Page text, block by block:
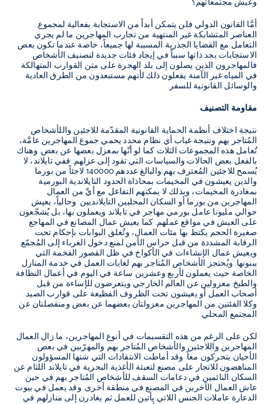
أمَّا القانون الدولي فلن يتمكن أبداً من الاستجابة بفعالية لمجموع
العناصر المتشابكة غير المنتهية من تجارب المهاجرين ما لم يجري
التعامل مع القضايا الجذرية المسببة لها جميعاً، خاصة عندما تكون بعض
الاستجابات بحد ذاتها سبباً في إيجاد فئات جديدة لتصنيف الأشخاص.
فالمهاجرون الذين يصلون إلى بلد الهجرة على متن القوارب المتهالكة
في المياه غير الآمنة يفعلون ذلك لأنهم مستبعدون من الطرق العادية
والوسائل القانونية للسفر.
مقاومة التصنيف
نتيجة اختلاف أنظمة الحماية القانونية المقدّمة للاجئين واللأشخاص
المُتاجر بهم ونتيجة غياب أي نظام محدد يحمي جموع المهاجرين عامَّة،
تُعامل هذه المجموعات الثلاث كما لو أنّها بمعزل بعضها عن بعض. وهناك
بالفعل بعض الحالات والسياسات التي تقود إلى عزلهم. ففي تايلاند، لا
يُسمح للاجئين المُعترف بهم والبالغ عددهم 140000 لاجئاً من بورما
والذين يعيشون في المخيمات بمحاذاة الحدود التايلاندية البورمية
بمغادرة المخيمات، وبذلك لا يمكنهم التفاعل مع أيِّ من العمال
المهاجرين من بورما أو السكان المحليين التايلانديين. وحالياً، يعيش
حوالي مليونا عامل بورمي مهاجر في تايلاند ويعملون بها، بل يُشجّعون
على العيش في مواقع عملهم. كما يعيش عمال المصانع في المهاجع
صغيرة الحجم يكتظ بها مئات العمال، وتُغلق البوابات بإحكام تحت
الرقابة المشددة من قبل حراس الأمن لمنع دخول الغرباء إلى المُجمّع.
ويعيش عمال الإنشاءات في الأكواخ في ظل القصور الفخمة التي
يبنونها. ويُحتجز الأشخاص المُتاجر بهم لغايات العمل في خدمة المنازل
الخاصة حيث يعملون لأربع وعشرين ساعة في اليوم في أعمال النظافة
والطبخ معزولين عن العالم الخارجي ويتعرضون للإساءة من قبل
أصحاب العمل أو يعيشون تحت الظروف الفظيعة على قوارب الصيد.
وكلا الفئتين من المهاجرين معزولتان بعضهما عن بعض ومنفصلتان عن
المجتمع المحلي.
لكن على الرغم من هذه التقسيمات في أنوع المهاجرين، ما زال العمال
المهاجرين واللاجئين والأشخاص المُتاجر بهم والمهرّبين في بعض
الأحيان يتحركون معاً. وقد أماطت الانتقادات التي شنها المسؤولون
المناهضون للاتجار على مصنع لتعبئة الأغذية البحرية في تايلاند اللثام عن
السكان النائمين في دعامات السقف للأشخاص المُتاجر بهم في حين
عاش العمال الآخرين في المصنع في منطقة أخرى. وقد يعمل في بيوت
الدعارة عاملات الجنس اللاتي يأتين للعمل ثم يغادرن إلى منازلهم في